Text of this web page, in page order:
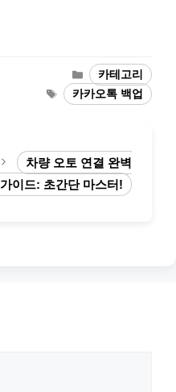
카
테
고
카테고리
태
그
카카오톡 백업
차량 오토 연결 완벽
가이드: 초간단 마스터!